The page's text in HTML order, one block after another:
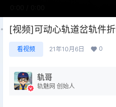
[视频]可动心轨道岔轨件
看视频 21年10月6日 0
轨哥
轨魅网 创始人